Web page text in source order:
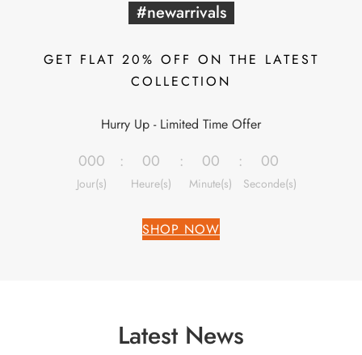
#newarrivals
GET FLAT 20% OFF ON THE LATEST
COLLECTION
Hurry Up - Limited Time Offer
000
Jour(s)
: 00
Heure(s)
: 00
Minute(s)
: 00
Seconde(s)
SHOP NOW
Latest News